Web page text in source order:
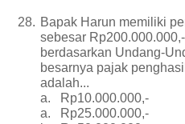
28. Bapak Harun memiliki
sebesar
berdasarkan Undang-
besarnya pajak
adalah...
a.
Rp10.000.000,-
a.
Rp25.000.000,-